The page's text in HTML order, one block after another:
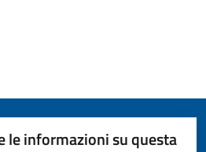
le informazioni su questa